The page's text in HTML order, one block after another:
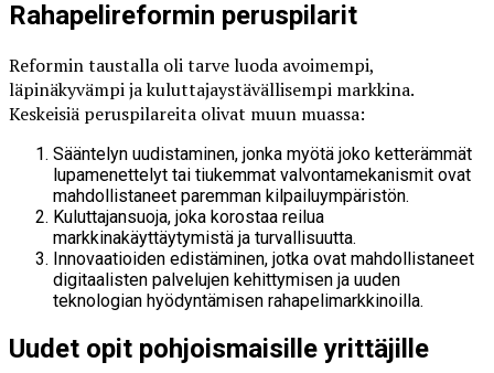
Rahapelireformin peruspilarit
Reformin taustalla oli tarve luoda avoimempi,
läpinäkyvämpi ja kuluttajaystävällisempi markkina.
Keskeisiä peruspilareita olivat muun muassa:
Sääntelyn uudistaminen, jonka myötä joko ketterämmät
lupamenettelyt tai tiukemmat valvontamekanismit ovat
mahdollistaneet paremman kilpailuympäristön.
Kuluttajansuoja, joka korostaa reilua
markkinakäyttäytymistä ja turvallisuutta.
Innovaatioiden edistäminen, jotka ovat mahdollistaneet
digitaalisten palvelujen kehittymisen ja uuden
teknologian hyödyntämisen rahapelimarkkinoilla.
Uudet opit pohjoismaisille yrittäjille